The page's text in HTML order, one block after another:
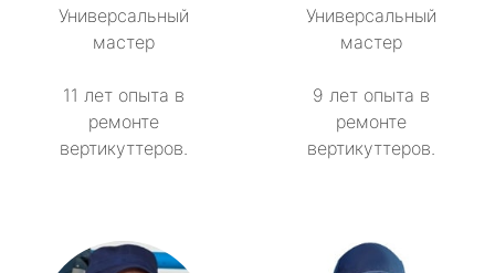
Универсальный
мастер
11 лет опыта в
ремонте
вертикуттеров.
Универсальный
мастер
9 лет опыта в
ремонте
вертикуттеров.